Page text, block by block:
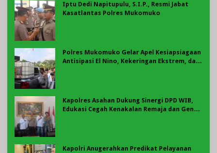
Iptu Dedi Napitupulu, S.I.P., Resmi Jabat
Kasatlantas Polres Mukomuko
Polres Mukomuko Gelar Apel Kesiapsiagaan
Antisipasi El Nino, Kekeringan Ekstrem, dan
Kapolres Asahan Dukung Sinergi DPD WIB,
Edukasi Cegah Kenakalan Remaja dan Geng
Kapolri Anugerahkan Predikat Pelayanan